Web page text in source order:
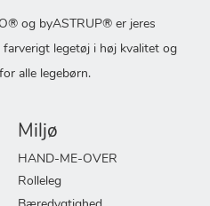
og byASTRUP® er jeres
legetøj i høj kvalitet og
alle legebørn.
Miljø
HAND-ME-OVER
Rolleleg